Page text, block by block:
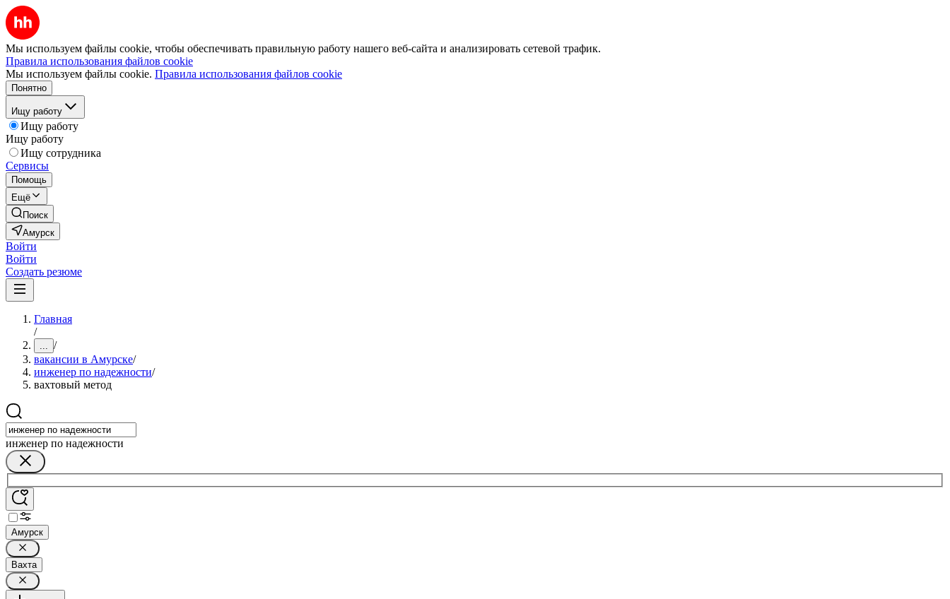
Мы используем файлы cookie, чтобы обеспечивать правильную работу нашего веб-сайта и анализировать сетевой трафик.
Правила использования файлов cookie
Мы используем файлы cookie. Правила использования файлов cookie
Понятно
Ищу работу
Ищу работу
Ищу работу
Ищу сотрудника
Сервисы
Помощь
Ещё
Поиск
Амурск
Войти
Войти
Создать резюме
Главная
/
... /
вакансии в Амурске/
инженер по надежности/
вахтовый метод
инженер по надежности
Амурск
Вахта